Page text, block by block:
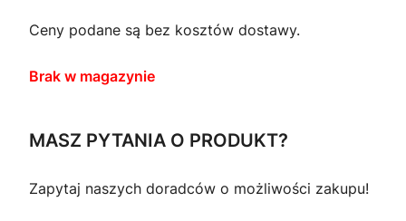
Ceny podane są bez kosztów dostawy.
Brak w magazynie
MASZ PYTANIA O PRODUKT?
Zapytaj naszych doradców o możliwości zakupu!